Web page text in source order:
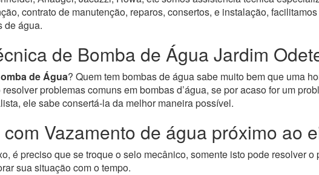
contrato de manutenção, reparos, consertos, e instalação,
de água.
de Bomba de Água Jardim
de Água? Quem tem bombas de água sabe muito bem que uma
problemas comuns em bombas d’água, se por acaso for um
ele sabe consertá-la da melhor maneira possível.
Vazamento de água próximo ao
é preciso que se troque o selo mecânico, somente isto pode resolver o
sua situação com o tempo.